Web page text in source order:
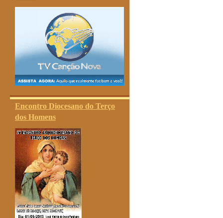
Encontro Diocesano do Terço
dos Homens